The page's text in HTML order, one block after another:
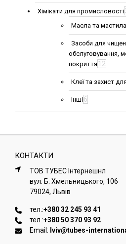
Хімікати для промисловості
Масла та мастила
Засоби для
обслуговування,
покриття 12
Клеї та захист
Інші6
КОНТАКТИ
ТОВ ТУБЕС Iнтернешнл
вул. Б. Хмельницького, 106
79024, Львiв
тел.:+380 32 245 93 41
тел.:+380 50 370 93 92
Email: lviv@tubes-